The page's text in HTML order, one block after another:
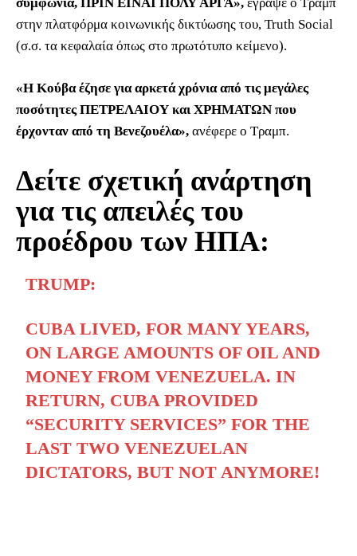
στην πλατφόρμα κοινωνικής δικτύωσης του, Truth ‌Social
(σ.σ. τα κεφαλαία όπως στο πρωτότυπο κείμενο).
«Η Κούβα έζησε για αρκετά χρόνια από τις μεγάλες
ποσότητες ΠΕΤΡΕΛΑΙΟΥ και ΧΡΗΜΑΤΩΝ που
έρχονταν από τη Βενεζουέλα», ανέφερε ο Τραμπ.
Δείτε σχετική ανάρτηση
για τις απειλές του
προέδρου των ΗΠΑ:
TRUMP:
CUBA LIVED, FOR MANY YEARS,
ON LARGE AMOUNTS OF OIL AND
MONEY FROM VENEZUELA. IN
RETURN, CUBA PROVIDED
“SECURITY SERVICES” FOR THE
LAST TWO VENEZUELAN
DICTATORS, BUT NOT ANYMORE!